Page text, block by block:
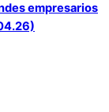
empresarios